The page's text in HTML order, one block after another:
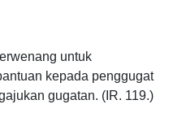
untuk
kepada penggugat
gugatan. (IR. 119.)